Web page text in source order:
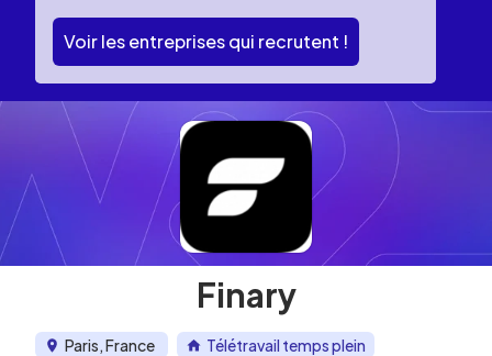
Voir les entreprises qui recrutent !
Finary
Paris, France
Télétravail temps plein